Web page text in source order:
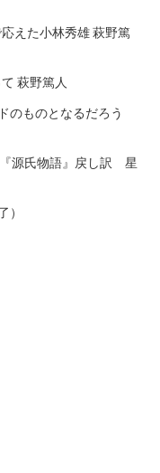
えた小林秀雄 萩野篤
萩野篤人
のものとなるだろう
源氏物語』戻し訳 星